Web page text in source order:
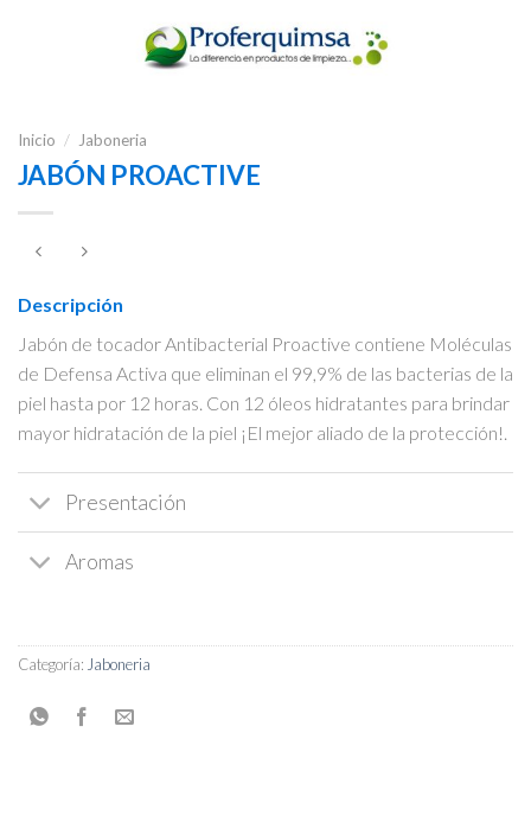
Inicio / Jaboneria
JABÓN PROACTIVE
Descripción
Jabón de tocador Antibacterial Proactive contiene Moléculas
de Defensa Activa que eliminan el 99,9% de las bacterias de la
piel hasta por 12 horas. Con 12 óleos hidratantes para brindar
mayor hidratación de la piel ¡El mejor aliado de la protección!.
Presentación
Aromas
Categoría: Jaboneria